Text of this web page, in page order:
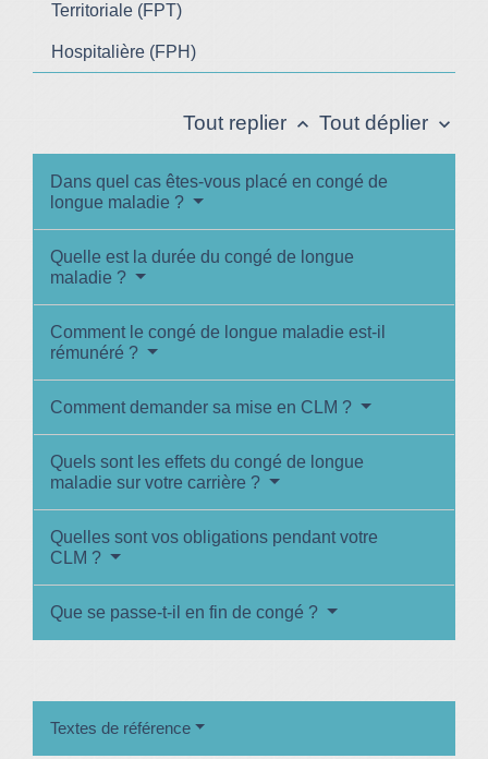
Territoriale (FPT)
Hospitalière (FPH)
Tout replier keyboard_arrow_up Tout déplier keyboard_arrow_down
Dans quel cas êtes-vous placé en congé de
longue maladie ?
Quelle est la durée du congé de longue
maladie ?
Comment le congé de longue maladie est-il
rémunéré ?
Comment demander sa mise en CLM ?
Quels sont les effets du congé de longue
maladie sur votre carrière ?
Quelles sont vos obligations pendant votre
CLM ?
Que se passe-t-il en fin de congé ?
Textes de référence